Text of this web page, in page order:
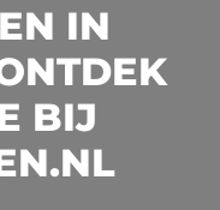
IN
BIJ